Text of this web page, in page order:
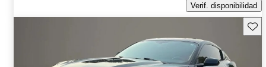
Verif. disponibilidad